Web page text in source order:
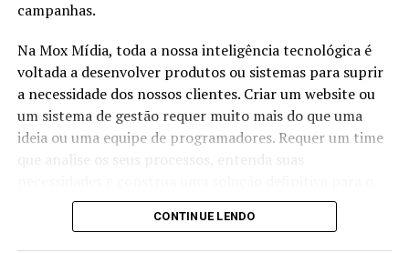
Com mais de 50 anos de atuação, a ANCORD (Associação
Nacional das Corretoras e Distribuidoras de Títulos e
Valores Mobiliários, Câmbio e Mercadorias) se
consolidou como a mais representativa Associação da
Indústria de Intermediação. É também reconhecida pela
sua experiência, modernos processos e constantes
investimentos em tecnologia, se tornou uma referência
descartável dentro do qual corre a agulha. A leve
a dor da entrada, mas acupunturistas muito experientes
muitas vezes optam por inserir a agulha em um
movimento rápido à mão livre até a profundidade
indicada, o que não é possível com o mandril (a
diferença entre o comprimento do mandril e da agulha é
campanhas.
Na Mox Mídia, toda a nossa inteligência tecnológica é
voltada a desenvolver produtos ou sistemas para suprir
a necessidade dos nossos clientes. Criar um website ou
um sistema de gestão requer muito mais do que uma
ideia ou uma equipe de programadores. Requer um time
que analise os seus processos, entenda suas
seu problema.
CONTINUE LENDO